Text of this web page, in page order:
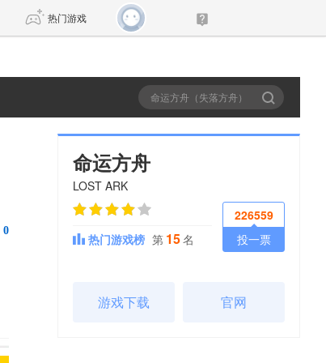
热门游戏
0
命运方舟
LOST ARK
226559
投一票
热门游戏榜 第 15名
游戏下载 官网